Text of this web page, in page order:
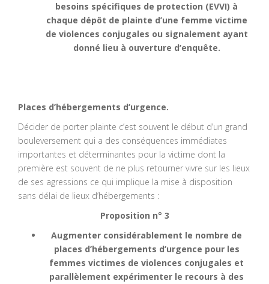
besoins spécifiques de protection (EVVI) à
chaque dépôt de plainte d’une femme victime
de violences conjugales ou signalement ayant
donné lieu à ouverture d’enquête.
Places d’hébergements d’urgence.
Décider de porter plainte c’est souvent le début d’un grand
bouleversement qui a des conséquences immédiates
importantes et déterminantes pour la victime dont la
première est souvent de ne plus retourner vivre sur les lieux
de ses agressions ce qui implique la mise à disposition
sans délai de lieux d’hébergements :
Proposition n° 3
Augmenter considérablement le nombre de
places d’hébergements d’urgence pour les
femmes victimes de violences conjugales et
parallèlement expérimenter le recours à des